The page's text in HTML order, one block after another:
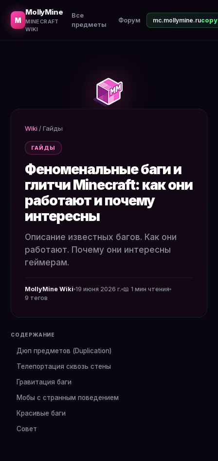
M
MollyMine
MINECRAFT
WIKI
Все
предметы
Форум mc.mollymine.ru
Wiki /Гайды
ГАЙДЫ
Феноменальные баги и
глитчи Minecraft: как они
работают и почему
интересны
Описание известных багов. Как они
работают. Почему они интересны
геймерам.
MollyMine Wiki 19 июня 2026 г. 📖 1 мин чтения
9 тегов
СОДЕРЖАНИЕ
Дюп предметов (Duplication)
Телепортация сквозь стены
Гравитация баги
Мобы с странным поведением
Красивые баги
Совет